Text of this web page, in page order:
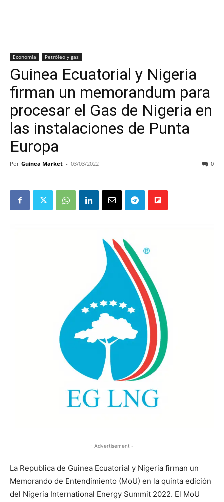
Economía Petróleo y gas
Guinea Ecuatorial y Nigeria
firman un memorandum para
procesar el Gas de Nigeria en
las instalaciones de Punta
Europa
Por Guinea Market - 03/03/2022 0
- Advertisement -
La Republica de Guinea Ecuatorial y Nigeria firman un
Memorando de Entendimiento (MoU) en la quinta edición
del Nigeria International Energy Summit 2022. El MoU